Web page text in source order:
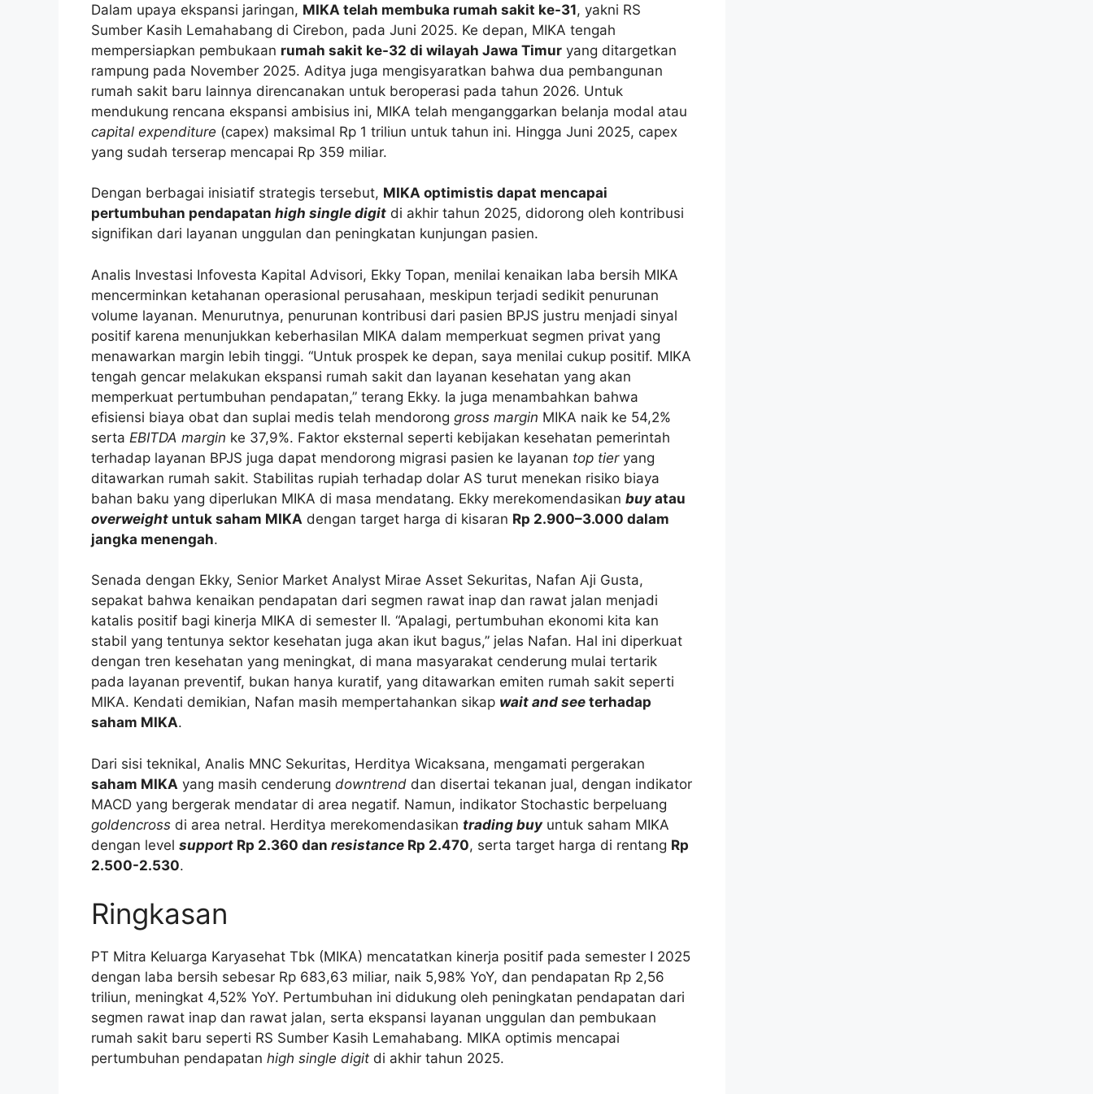
Dalam upaya ekspansi jaringan, MIKA telah membuka rumah sakit ke-31, yakni RS
Sumber Kasih Lemahabang di Cirebon, pada Juni 2025. Ke depan, MIKA tengah
mempersiapkan pembukaan rumah sakit ke-32 di wilayah Jawa Timur yang ditargetkan
rampung pada November 2025. Aditya juga mengisyaratkan bahwa dua pembangunan
rumah sakit baru lainnya direncanakan untuk beroperasi pada tahun 2026. Untuk
mendukung rencana ekspansi ambisius ini, MIKA telah menganggarkan belanja modal atau
capital expenditure (capex) maksimal Rp 1 triliun untuk tahun ini. Hingga Juni 2025, capex
yang sudah terserap mencapai Rp 359 miliar.
Dengan berbagai inisiatif strategis tersebut, MIKA optimistis dapat mencapai
pertumbuhan pendapatan high single digit di akhir tahun 2025, didorong oleh kontribusi
signifikan dari layanan unggulan dan peningkatan kunjungan pasien.
Analis Investasi Infovesta Kapital Advisori, Ekky Topan, menilai kenaikan laba bersih MIKA
mencerminkan ketahanan operasional perusahaan, meskipun terjadi sedikit penurunan
volume layanan. Menurutnya, penurunan kontribusi dari pasien BPJS justru menjadi sinyal
positif karena menunjukkan keberhasilan MIKA dalam memperkuat segmen privat yang
menawarkan margin lebih tinggi. “Untuk prospek ke depan, saya menilai cukup positif. MIKA
tengah gencar melakukan ekspansi rumah sakit dan layanan kesehatan yang akan
memperkuat pertumbuhan pendapatan,” terang Ekky. Ia juga menambahkan bahwa
efisiensi biaya obat dan suplai medis telah mendorong gross margin MIKA naik ke 54,2%
serta EBITDA margin ke 37,9%. Faktor eksternal seperti kebijakan kesehatan pemerintah
terhadap layanan BPJS juga dapat mendorong migrasi pasien ke layanan top tieryang
ditawarkan rumah sakit. Stabilitas rupiah terhadap dolar AS turut menekan risiko biaya
bahan baku yang diperlukan MIKA di masa mendatang. Ekky merekomendasikan buyatau
overweight untuk saham MIKA dengan target harga di kisaran Rp 2.900–3.000 dalam
jangka menengah.
Senada dengan Ekky, Senior Market Analyst Mirae Asset Sekuritas, Nafan Aji Gusta,
sepakat bahwa kenaikan pendapatan dari segmen rawat inap dan rawat jalan menjadi
katalis positif bagi kinerja MIKA di semester II. “Apalagi, pertumbuhan ekonomi kita kan
stabil yang tentunya sektor kesehatan juga akan ikut bagus,” jelas Nafan. Hal ini diperkuat
dengan tren kesehatan yang meningkat, di mana masyarakat cenderung mulai tertarik
pada layanan preventif, bukan hanya kuratif, yang ditawarkan emiten rumah sakit seperti
MIKA. Kendati demikian, Nafan masih mempertahankan sikap wait and see terhadap
saham MIKA.
Dari sisi teknikal, Analis MNC Sekuritas, Herditya Wicaksana, mengamati pergerakan
saham MIKA yang masih cenderung downtrend dan disertai tekanan jual, dengan indikator
MACD yang bergerak mendatar di area negatif. Namun, indikator Stochastic berpeluang
goldencross di area netral. Herditya merekomendasikan trading buyuntuk saham MIKA
dengan level support Rp 2.360 dan resistance Rp 2.470, serta target harga di rentang Rp
2.500-2.530.
Ringkasan
PT Mitra Keluarga Karyasehat Tbk (MIKA) mencatatkan kinerja positif pada semester I 2025
dengan laba bersih sebesar Rp 683,63 miliar, naik 5,98% YoY, dan pendapatan Rp 2,56
triliun, meningkat 4,52% YoY. Pertumbuhan ini didukung oleh peningkatan pendapatan dari
segmen rawat inap dan rawat jalan, serta ekspansi layanan unggulan dan pembukaan
rumah sakit baru seperti RS Sumber Kasih Lemahabang. MIKA optimis mencapai
pertumbuhan pendapatan high single digit di akhir tahun 2025.